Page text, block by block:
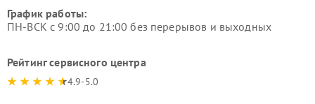
График работы:
ПН-ВСК с 9:00 до 21:00 без перерывов и выходных
Рейтинг сервисного центра
4.9-5.0